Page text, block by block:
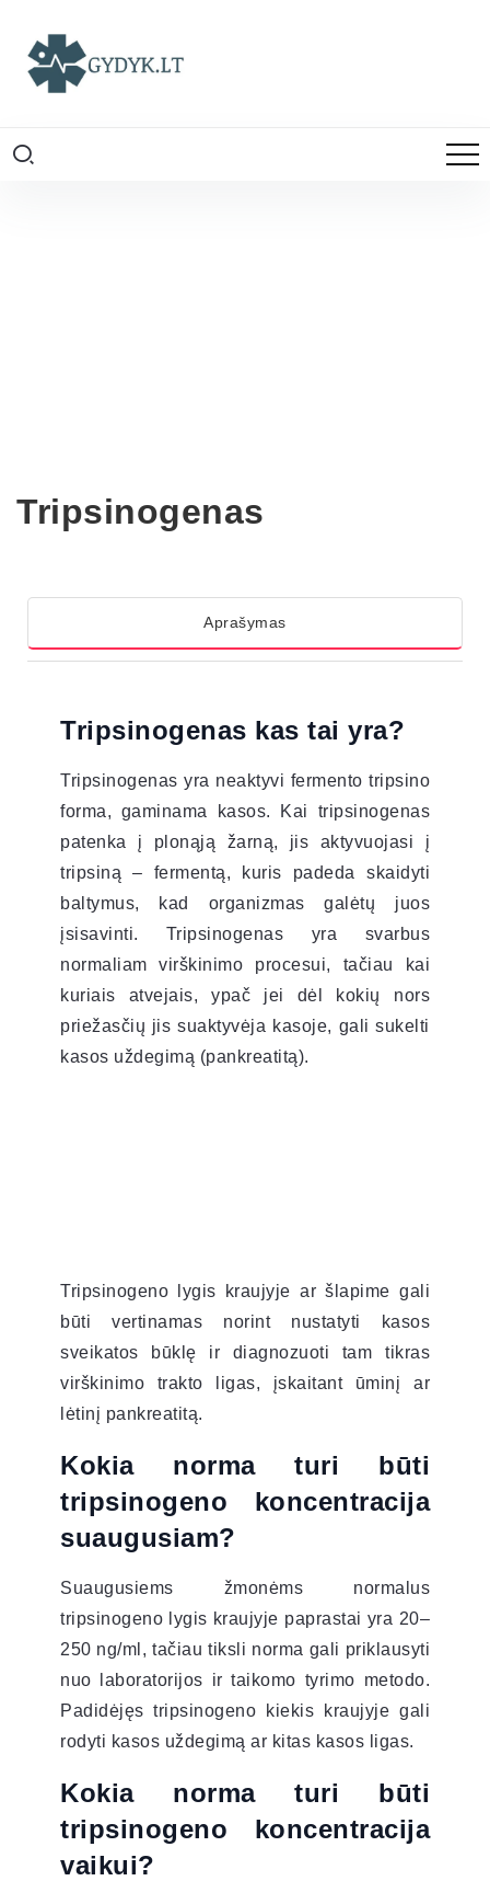
Tripsinogenas
Aprašymas
Tripsinogenas kas tai yra?
Tripsinogenas yra neaktyvi fermento tripsino
forma, gaminama kasos. Kai tripsinogenas
patenka į plonąją žarną, jis aktyvuojasi į
tripsiną – fermentą, kuris padeda skaidyti
baltymus, kad organizmas galėtų juos
įsisavinti. Tripsinogenas yra svarbus
normaliam virškinimo procesui, tačiau kai
kuriais atvejais, ypač jei dėl kokių nors
priežasčių jis suaktyvėja kasoje, gali sukelti
kasos uždegimą (pankreatitą).
Tripsinogeno lygis kraujyje ar šlapime gali
būti vertinamas norint nustatyti kasos
sveikatos būklę ir diagnozuoti tam tikras
virškinimo trakto ligas, įskaitant ūminį ar
lėtinį pankreatitą.
Kokia norma turi būti
tripsinogeno koncentracija
suaugusiam?
Suaugusiems žmonėms normalus
tripsinogeno lygis kraujyje paprastai yra 20–
250 ng/ml, tačiau tiksli norma gali priklausyti
nuo laboratorijos ir taikomo tyrimo metodo.
Padidėjęs tripsinogeno kiekis kraujyje gali
rodyti kasos uždegimą ar kitas kasos ligas.
Kokia norma turi būti
tripsinogeno koncentracija
vaikui?